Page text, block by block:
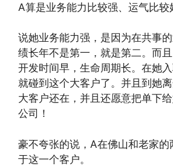
A算是业务能力比较强、运气比较
说她业务能力强，是因为在共事
绩长年不是第一，就是第二。而
开发时间早，生命周期长。在她
就碰到这个大客户了。并且到她
大客户还在，并且还愿意把单下
公司！
豪不夸张的说，A在佛山和老家的
于这一个客户。